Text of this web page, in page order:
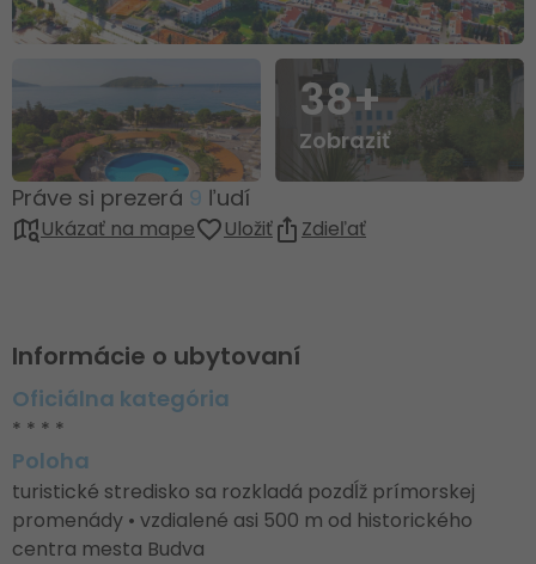
38+
Zobraziť
Práve si prezerá 9 ľudí
Ukázať na mape Uložiť Zdieľať
Informácie o ubytovaní
Oficiálna kategória
* * * *
Poloha
turistické stredisko sa rozkladá pozdĺž prímorskej
promenády • vzdialené asi 500 m od historického
centra mesta Budva